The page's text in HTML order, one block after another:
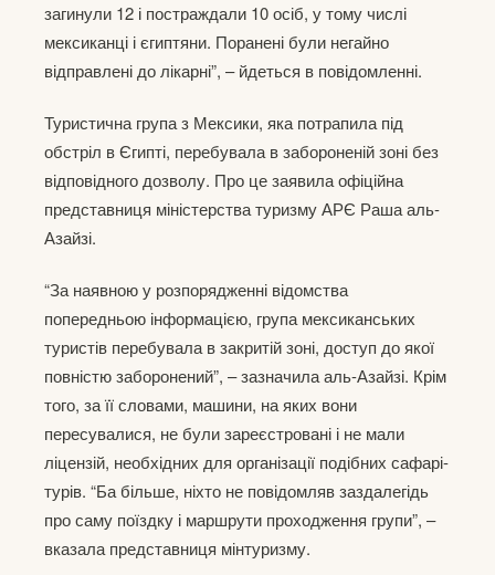
загинули 12 і постраждали 10 осіб, у тому числі
мексиканці і єгиптяни. Поранені були негайно
відправлені до лікарні”, – йдеться в повідомленні.
Туристична група з Мексики, яка потрапила під
обстріл в Єгипті, перебувала в забороненій зоні без
відповідного дозволу. Про це заявила офіційна
представниця міністерства туризму АРЄ Раша аль-
Азайзі.
“За наявною у розпорядженні відомства
попередньою інформацією, група мексиканських
туристів перебувала в закритій зоні, доступ до якої
повністю заборонений”, – зазначила аль-Азайзі. Крім
того, за її словами, машини, на яких вони
пересувалися, не були зареєстровані і не мали
ліцензій, необхідних для організації подібних сафарі-
турів. “Ба більше, ніхто не повідомляв заздалегідь
про саму поїздку і маршрути проходження групи”, –
вказала представниця мінтуризму.